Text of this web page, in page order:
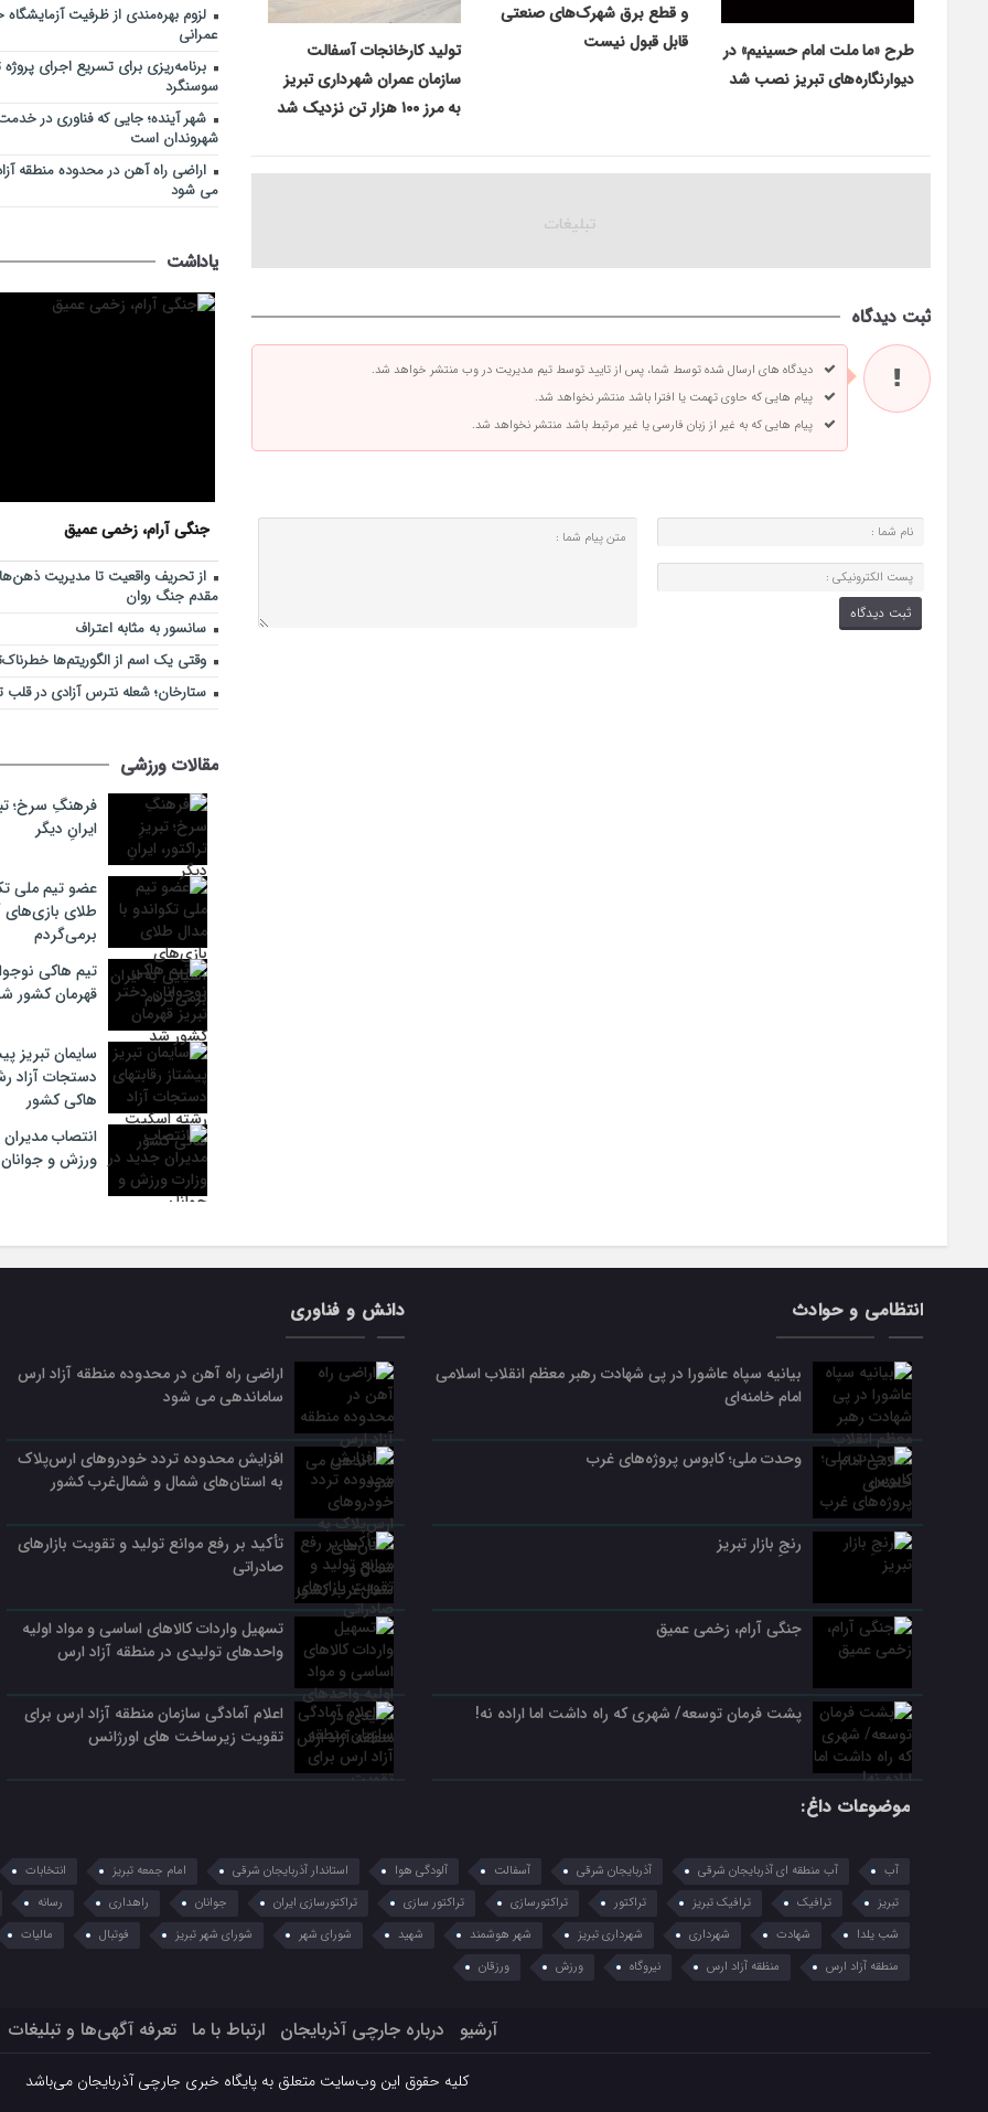
طرح «ما ملت امام حسینیم» در
دیوارنگاره‌های تبریز نصب شد
و قطع برق شهرک‌های صنعتی
قابل قبول نیست
تولید کارخانجات آسفالت
سازمان عمران شهرداری تبریز
به مرز ۱۰۰ هزار تن نزدیک شد
ثبت دیدگاه
دیدگاه های ارسال شده توسط شما، پس از تایید توسط تیم مدیریت در وب منتشر خواهد شد.
پیام هایی که حاوی تهمت یا افترا باشد منتشر نخواهد شد.
پیام هایی که به غیر از زبان فارسی یا غیر مرتبط باشد منتشر نخواهد شد.
لزوم بهره‌مندی از ظرفیت
عمرانی
برنامه‌ریزی برای تسریع اجرای
سوسنگرد
شهر آینده؛ جایی که فناوری در
شهروندان است
اراضی راه آهن در محدوده منطقه
می شود
یاداشت
جنگی آرام، زخمی عمیق
از تحریف واقعیت تا مدیریت
مقدم جنگ روان
سانسور به مثابه اعتراف
وقتی یک اسم از الگوریتم‌ها
ستارخان؛ شعله نترس آزادی در قلب
مقالات ورزشی
فرهنگِ سرخ؛
ایرانِ دیگر
عضو تیم ملی
طلای بازی‌های
برمی‌گردم
تیم هاکی
قهرمان کشور
سایمان تبریز
دستجات آزاد
هاکی کشور
انتصاب
ورزش و جوانان
انتظامی و حوادث
بیانیه سپاه عاشورا در پی شهادت رهبر معظم انقلاب اسلامی
امام خامنه‌ای
وحدت ملی؛ کابوس پروژه‌های غرب
رنجِ بازار تبریز
جنگی آرام، زخمی عمیق
پشت فرمان توسعه/ شهری که راه داشت اما اراده نه!
دانش و فناوری
اراضی راه آهن در محدوده منطقه آزاد ارس
ساماندهی می شود
افزایش محدوده تردد خودروهای ارس‌پلاک
به استان‌های شمال و شمال‌غرب کشور
تأکید بر رفع موانع تولید و تقویت بازارهای
صادراتی
تسهیل واردات کالاهای اساسی و مواد اولیه
واحدهای تولیدی در منطقه آزاد ارس
اعلام آمادگی سازمان منطقه آزاد ارس برای
تقویت زیرساخت‌ های اورژانس
موضوعات داغ:
آب آب منطقه ای آذربایجان شرقی آذربایجان شرقی آسفالت آلودگی هوا استاندار آذربایجان شرقی امام جمعه تبریز انتخابات
تبریز
ترافیک ترافیک تبریز تراکتور تراکتورسازی تراکتور سازی تراکتورسازی ایران جوانان راهداری رسانه
شب یلدا
شهادت شهرداری شهرداری تبریز شهر هوشمند شهید شورای شهر شورای شهر تبریز فوتبال مالیات
منطقه آزاد ارس
منظقه آزاد ارس نیروگاه ورزش ورزقان
آرشیو درباره جارچی آذربایجان ارتباط با ما تعرفه آگهی‌ها و تبلیغات
کلیه حقوق این وب‌سایت متعلق به پایگاه خبری جارچی آذربایجان می‌باشد